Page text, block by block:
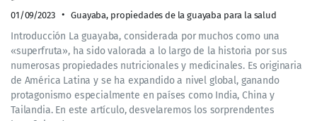
01/09/2023 Guayaba, propiedades de la guayaba para la salud
Introducción La guayaba, considerada por muchos como una
«superfruta», ha sido valorada a lo largo de la historia por sus
numerosas propiedades nutricionales y medicinales. Es originaria
de América Latina y se ha expandido a nivel global, ganando
protagonismo especialmente en países como India, China y
Tailandia. En este artículo, desvelaremos los sorprendentes